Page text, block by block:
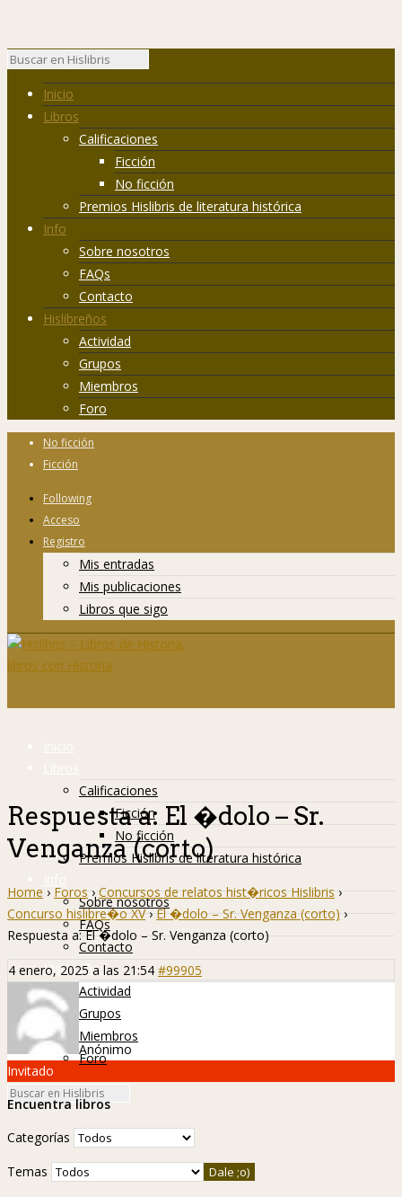
Inicio
Libros
Calificaciones
Ficción
No ficción
Premios Hislibris de literatura histórica
Info
Sobre nosotros
FAQs
Contacto
Hislibreños
Actividad
Grupos
Miembros
Foro
No ficción
Ficción
Following
Acceso
Registro
Mis entradas
Mis publicaciones
Libros que sigo
Inicio
Libros
Calificaciones
Ficción
No ficción
Premios Hislibris de literatura histórica
Info
Sobre nosotros
FAQs
Contacto
Hislibreños
Actividad
Grupos
Miembros
Foro
Respuesta a: El �dolo – Sr.
Venganza (corto)
Home › Foros › Concursos de relatos hist�ricos Hislibris ›
Concurso hislibre�o XV › El �dolo – Sr. Venganza (corto) ›
Respuesta a: El �dolo – Sr. Venganza (corto)
4 enero, 2025 a las 21:54 #99905
Anónimo
Invitado
Encuentra libros
Categorías
Temas